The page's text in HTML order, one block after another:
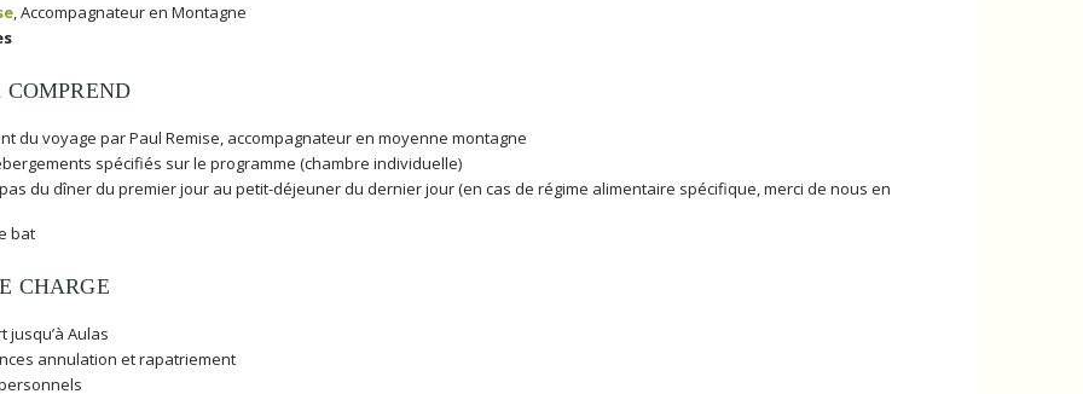
, Accompagnateur en Montagne
COMPREND
du voyage par Paul Remise, accompagnateur en moyenne montagne
spécifiés sur le programme (chambre individuelle)
du dîner du premier jour au petit-déjeuner du dernier jour (en cas de régime alimentaire spécifique, merci de nous en
bat
CHARGE
jusqu’à Aulas
annulation et rapatriement